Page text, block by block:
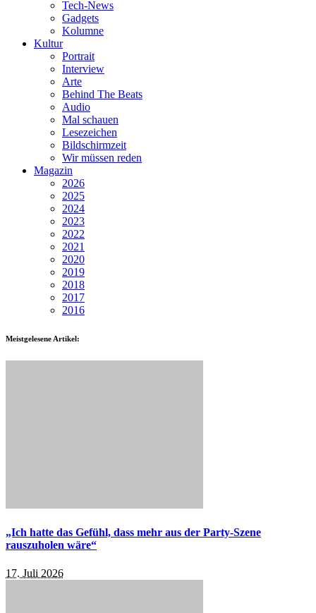
Tech-News
Gadgets
Kolumne
Kultur
Portrait
Interview
Arte
Behind The Beats
Audio
Mal schauen
Lesezeichen
Bildschirmzeit
Wir müssen reden
Magazin
2026
2025
2024
2023
2022
2021
2020
2019
2018
2017
2016
Meistgelesene Artikel:
„Ich hatte das Gefühl, dass mehr aus der Party-Szene
rauszuholen wäre“
17. Juli 2026